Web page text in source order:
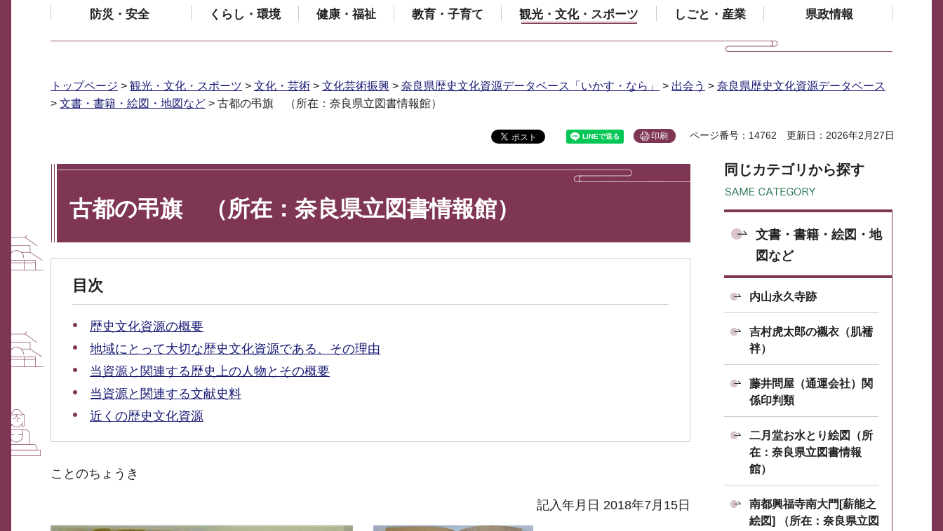
防災・安全 くらし・環境 健康・福祉 教育・子育て 観光・文化・スポーツ しごと・産業 県政情報
トップページ > 観光・文化・スポーツ > 文化・芸術 > 文化芸術振興 > 奈良県歴史文化資源データベース「いかす・なら」 > 出会う > 奈良県歴史文化資源データベース
> 文書・書籍・絵図・地図など > 古都の弔旗 （所在：奈良県立図書情報館）
印刷 ページ番号：14762 更新日：2026年2月27日
古都の弔旗 （所在：奈良県立図書情報館）
目次
歴史文化資源の概要
地域にとって大切な歴史文化資源である、その理由
当資源と関連する歴史上の人物とその概要
当資源と関連する文献史料
近くの歴史文化資源
ことのちょうき
記入年月日 2018年7月15日
同じカテゴリから探す
文書・書籍・絵図・地
図など
内山永久寺跡
吉村虎太郎の襯衣（肌襦
袢）
藤井問屋（通運会社）関
係印判類
二月堂お水とり絵図（所
在：奈良県立図書情報
館）
南都興福寺南大門[薪能之
絵図] （所在：奈良県立図